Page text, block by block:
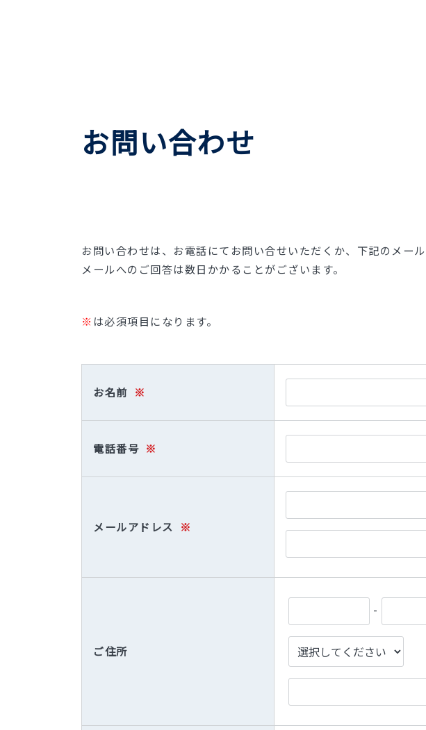
お問い合わせ
お問い合わせは、お電話にてお問い合せいただくか、下記のメー
メールへのご回答は数日かかることがございます。
※ は必須項目になります。
お名前 ※
電話番号 ※
メールアドレス ※
ご住所
-